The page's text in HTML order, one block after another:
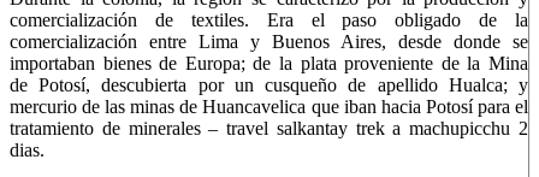
comercialización de textiles. Era el paso obligado de la
comercialización entre Lima y Buenos Aires, desde donde se
importaban bienes de Europa; de la plata proveniente de la Mina
de Potosí, descubierta por un cusqueño de apellido Hualca; y
mercurio de las minas de Huancavelica que iban hacia Potosí para el
tratamiento de minerales – travel salkantay trek a machupicchu 2
dias.